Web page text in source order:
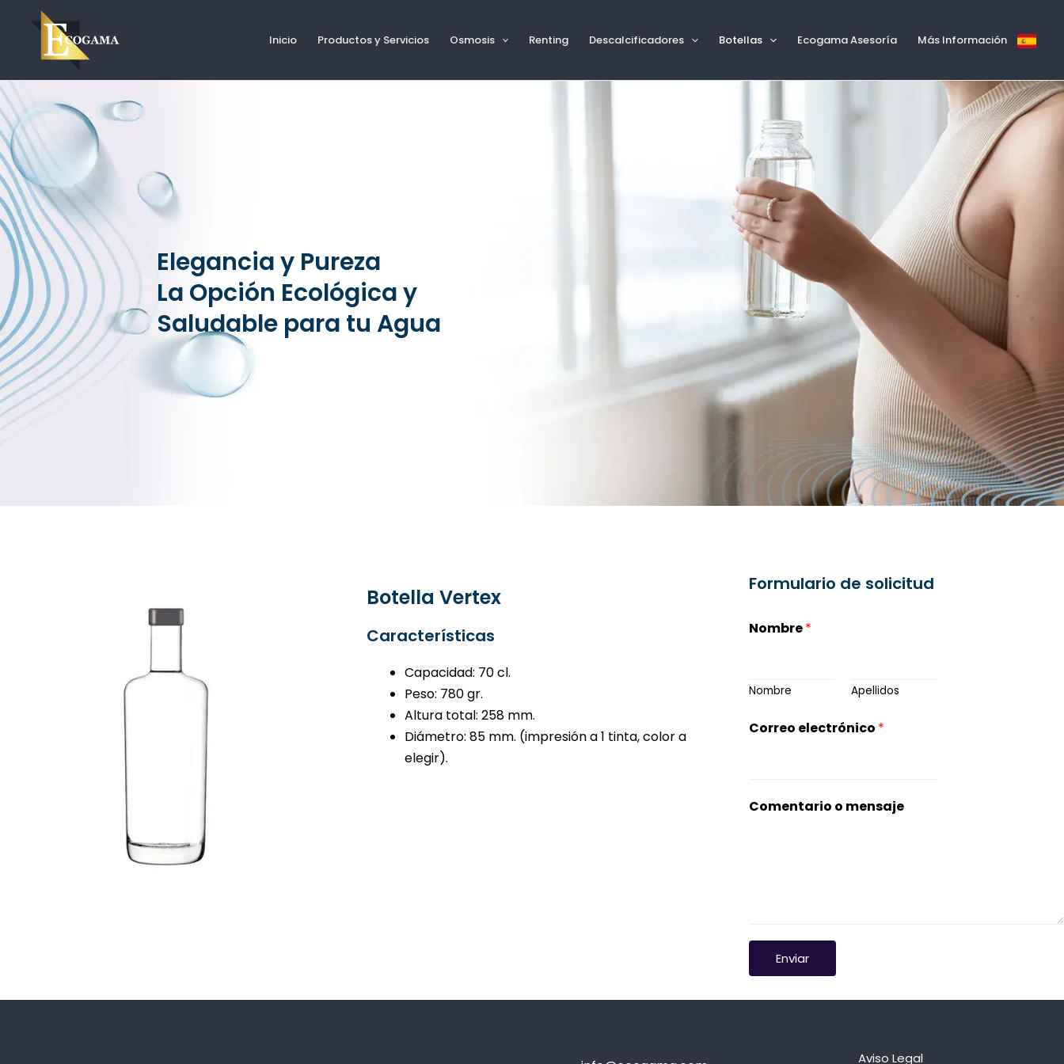
contenido
Inicio Productos y Servicios Osmosis Renting Descalcificadores Botellas Ecogama Asesoría Más Información
Elegancia y Pureza
La Opción Ecológica y
Saludable para tu Agua
Botella Vertex
Características
Capacidad: 70 cl.
Peso: 780 gr.
Altura total: 258 mm.
Diámetro: 85 mm. (impresión a 1 tinta, color a
elegir).
Formulario de solicitud
Nombre*
Nombre Apellidos
Correo electrónico *
N
e
n
Comentario o mensaje
Enviar
Aviso Legal